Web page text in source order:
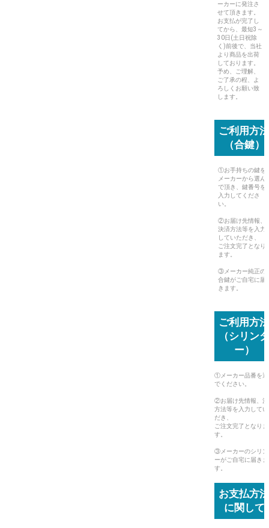
ーカーに発注さ
せて頂きます。
お支払が完了し
てから、最短3～
30日(土日祝除
く)前後で、当社
より商品を出荷
しております。
予め、ご理解、
ご了承の程、よ
ろしくお願い致
します。
ご利用方
（合鍵）
①お手持ちの鍵を
メーカーから選ん
で頂き、鍵番号を
入力してくださ
い。
②お届け先情報、
決済方法等を入力
していただき、
ご注文完了となり
ます。
③メーカー純正の
合鍵がご自宅に届
きます。
ご利用方
（シリン
ー）
①メーカー品番を選
でください。
②お届け先情報、決
方法等を入力して
だき、
ご注文完了となりま
す。
③メーカーのシリン
ーがご自宅に届きま
す。
お支払方
に関して